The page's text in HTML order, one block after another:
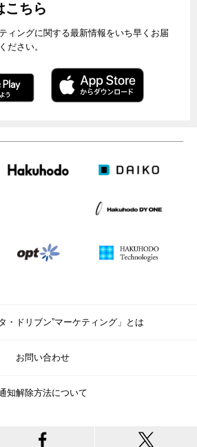
こちら
ィングに関する最新情報をいち早くお届
ださい。
・ドリブン”マーケティング」とは
お問い合わせ
知解除方法について
DY Holdings Inc. All rights reserved.